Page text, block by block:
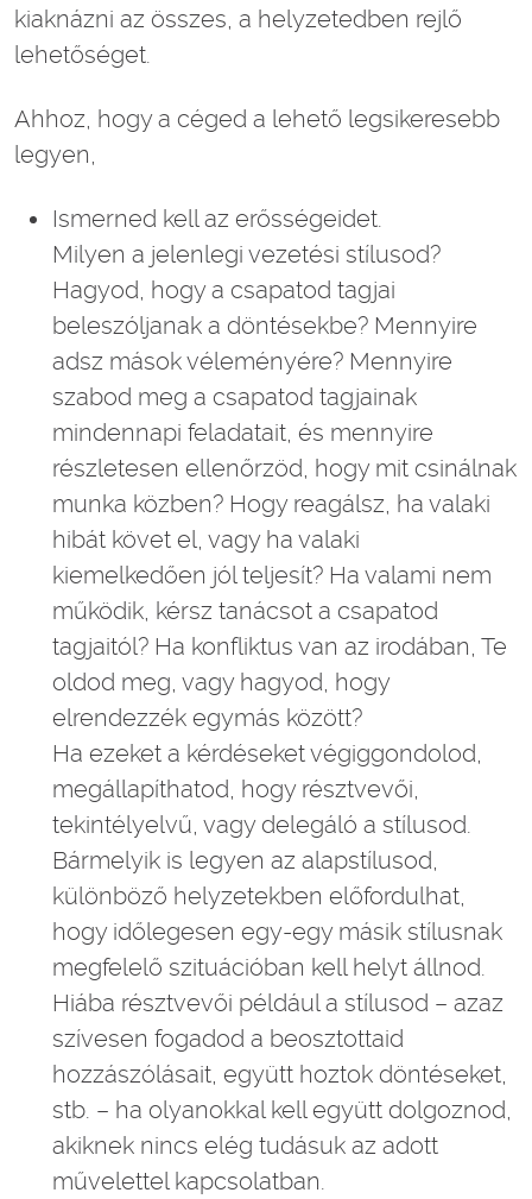
kiaknázni az összes, a helyzetedben rejlő
lehetőséget.
Ahhoz, hogy a céged a lehető legsikeresebb
legyen,
Ismerned kell az erősségeidet.
Milyen a jelenlegi vezetési stílusod?
Hagyod, hogy a csapatod tagjai
beleszóljanak a döntésekbe? Mennyire
adsz mások véleményére? Mennyire
szabod meg a csapatod tagjainak
mindennapi feladatait, és mennyire
részletesen ellenőrzöd, hogy mit csinálnak
munka közben? Hogy reagálsz, ha valaki
hibát követ el, vagy ha valaki
kiemelkedően jól teljesít? Ha valami nem
működik, kérsz tanácsot a csapatod
tagjaitól? Ha konfliktus van az irodában, Te
oldod meg, vagy hagyod, hogy
elrendezzék egymás között?
Ha ezeket a kérdéseket végiggondolod,
megállapíthatod, hogy résztvevői,
tekintélyelvű, vagy delegáló a stílusod.
Bármelyik is legyen az alapstílusod,
különböző helyzetekben előfordulhat,
hogy időlegesen egy-egy másik stílusnak
megfelelő szituációban kell helyt állnod.
Hiába résztvevői például a stílusod – azaz
szívesen fogadod a beosztottaid
hozzászólásait, együtt hoztok döntéseket,
stb. – ha olyanokkal kell együtt dolgoznod,
akiknek nincs elég tudásuk az adott
művelettel kapcsolatban.